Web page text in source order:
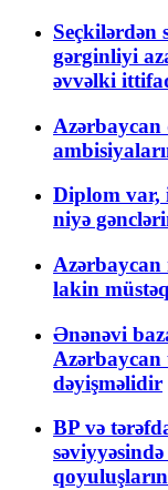
Seçkilərdən
gərginliyi
əvvəlki
Diplom var,
niyə
Azərbaycan
lakin
Ənənəvi
Azərbaycan
dəyişməlidir
BP və